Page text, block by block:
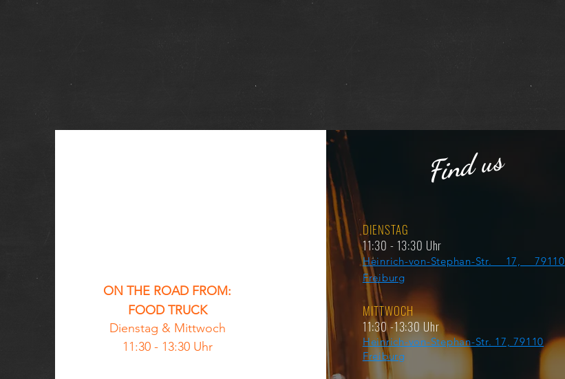
ON THE ROAD FROM:
FOOD TRUCK
Dienstag & Mittwoch
11:30 - 13:30 Uhr
Find us
DIENSTAG
11:30 - 13:30 Uhr
Heinrich-von-Stephan-Str. 17, 79110
Freiburg
MITTWOCH
11:30 -13:30 Uhr
Heinrich-von-Stephan-Str. 17, 79110
Freiburg